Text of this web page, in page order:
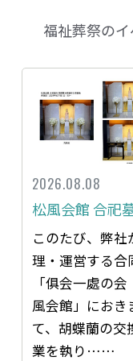
福祉葬祭のイ
2026.08.08
このたび、弊社
理・運営する合
「俱会一處の
風会館」におき
て、胡蝶蘭の交
業を執り……